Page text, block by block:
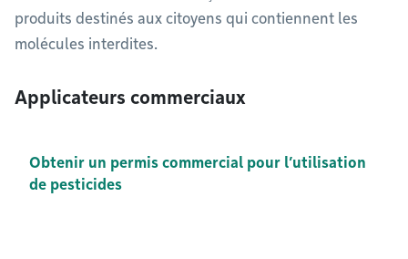
produits destinés aux citoyens qui contiennent les
molécules interdites.
Applicateurs commerciaux
Obtenir un permis commercial pour l’utilisation
de pesticides